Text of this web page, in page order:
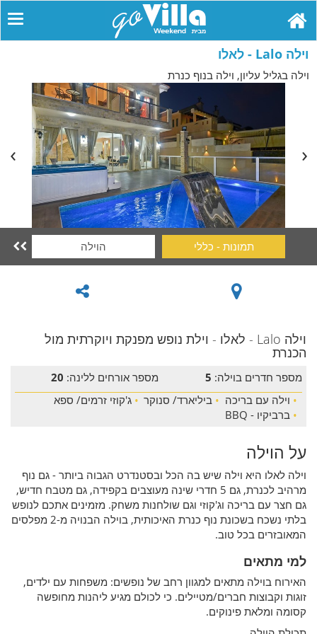
וילה Lalo - לאלו
וילה בגליל עליון, וילה בנוף כנרת
תמונות - כללי הוילה 
וילה Lalo - לאלו - וילת נופש מפנקת ויוקרתית מול
הכנרת
מספר חדרים בוילה: 5 מספר אורחים ללינה: 20
• וילה עם בריכה • ביליארד/ סנוקר • ג'קוזי זרמים/ ספא
• ברביקיו - BBQ
על הוילה
וילה לאלו היא וילה שיש בה הכל ובסטנדרט הגבוה ביותר - גם נוף
מרהיב לכנרת, גם 5 חדרי שינה מעוצבים בקפידה, גם מטבח חדיש,
גם חצר עם בריכה וג'קוזי וגם שולחנות משחק. מזמינים אתכם לנופש
בלתי נשכח בשכונת נוף כנרת האיכותית, בוילה הבנויה מ-2 מפלסים
המאובזרים בכל טוב.
למי מתאים
האירוח בוילה מתאים למגוון רחב של נופשים: משפחות עם ילדים,
זוגות וקבוצות חברים/מטיילים. כי לכולם מגיע ליהנות מחופשה
קסומה ומלאת פינוקים.